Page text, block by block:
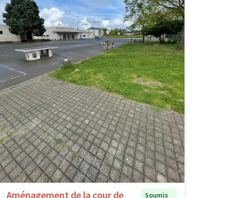
Aménagement de la cour de Soumis